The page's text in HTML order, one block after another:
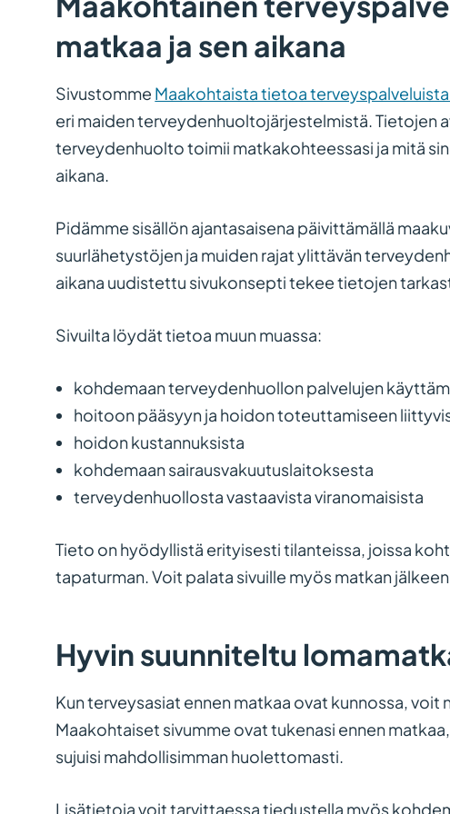
matkaa ja sen aikana
Sivustomme Maakohtaista tietoa
eri maiden terveydenhuoltojärjestelmistä. Tietojen
terveydenhuolto toimii matkakohteessasi ja mitä
aikana.
Pidämme sisällön ajantasaisena päivittämällä
suurlähetystöjen ja muiden rajat ylittävän
aikana uudistettu sivukonsepti tekee tietojen
Sivuilta löydät tietoa muun muassa:
kohdemaan terveydenhuollon palvelujen
hoitoon pääsyyn ja hoidon toteuttamiseen
hoidon kustannuksista
kohdemaan sairausvakuutuslaitoksesta
terveydenhuollosta vastaavista viranomaisista
Tieto on hyödyllistä erityisesti tilanteissa, joissa
tapaturman. Voit palata sivuille myös matkan
Hyvin suunniteltu
Kun terveysasiat ennen matkaa ovat kunnossa, voit
Maakohtaiset sivumme ovat tukenasi ennen
sujuisi mahdollisimman huolettomasti.
Lisätietoja voit tarvittaessa tiedustella myös